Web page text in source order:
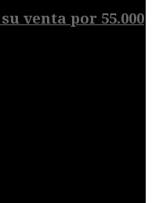
venta por 55.000